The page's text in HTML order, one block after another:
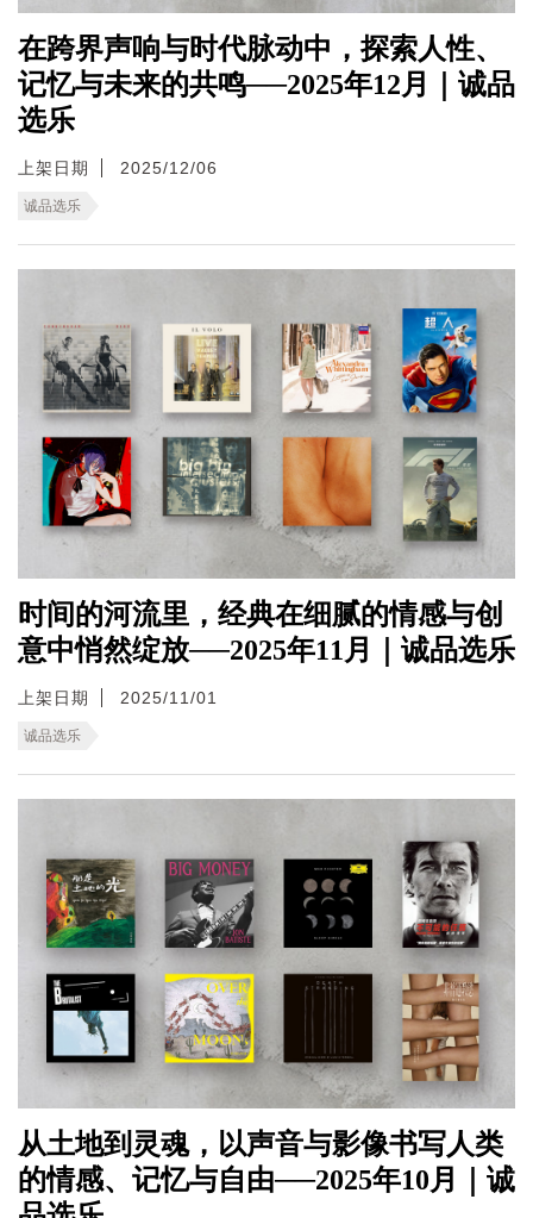
在跨界声响与时代脉动中，探索人性、
记忆与未来的共鸣──2025年12月｜诚品
选乐
上架日期 2025/12/06
诚品选乐
时间的河流里，经典在细腻的情感与创
意中悄然绽放──2025年11月｜诚品选乐
上架日期 2025/11/01
诚品选乐
从土地到灵魂，以声音与影像书写人类
的情感、记忆与自由──2025年10月｜诚